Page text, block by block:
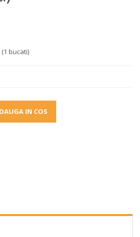
(1 bucati)